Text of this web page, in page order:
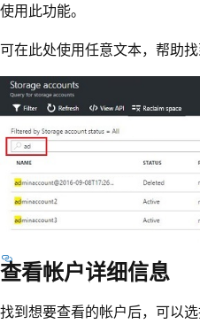
使用此功能。
可在此处使用任意文本，帮助找
查看帐户详细信息
找到想要查看的帐户后，可以